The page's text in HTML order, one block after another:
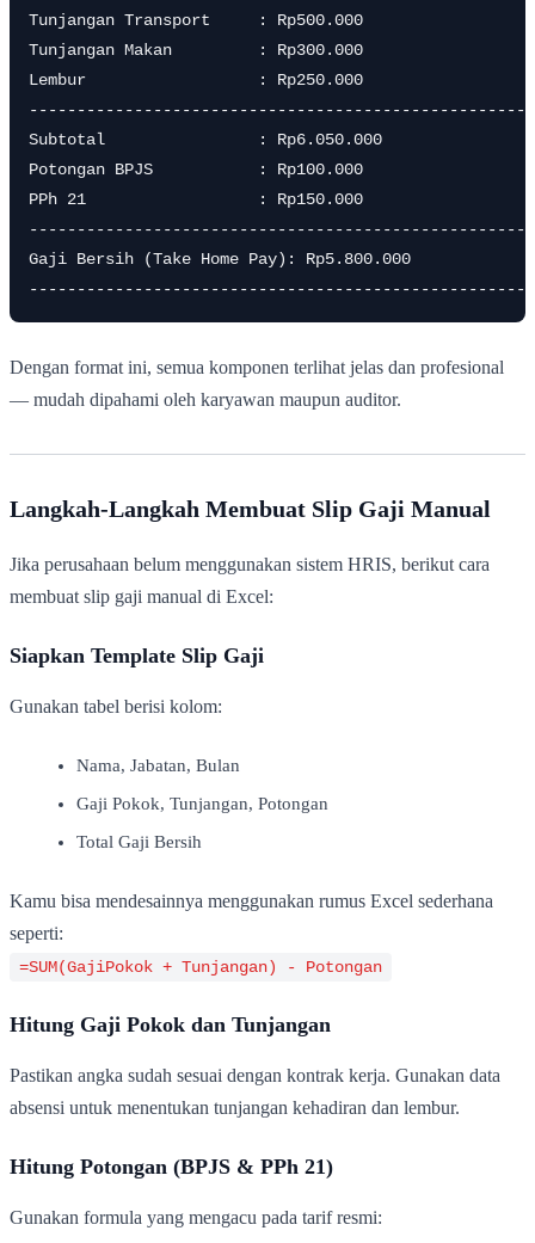
Tunjangan Transport     : Rp500.000
Tunjangan Makan         : Rp300.000
Lembur                  : Rp250.000
Subtotal                : Rp6.050.000
Potongan BPJS           : Rp100.000
PPh 21                  : Rp150.000
Gaji Bersih (Take Home Pay): Rp5.800.000
Dengan format ini, semua komponen terlihat jelas dan profesional
— mudah dipahami oleh karyawan maupun auditor.
Langkah-Langkah Membuat Slip Gaji Manual
Jika perusahaan belum menggunakan sistem HRIS, berikut cara
membuat slip gaji manual di Excel:
Siapkan Template Slip Gaji
Gunakan tabel berisi kolom:
Nama, Jabatan, Bulan
Gaji Pokok, Tunjangan, Potongan
Total Gaji Bersih
Kamu bisa mendesainnya menggunakan rumus Excel sederhana
seperti:
=SUM(GajiPokok + Tunjangan) - Potongan
Hitung Gaji Pokok dan Tunjangan
Pastikan angka sudah sesuai dengan kontrak kerja. Gunakan data
absensi untuk menentukan tunjangan kehadiran dan lembur.
Hitung Potongan (BPJS & PPh 21)
Gunakan formula yang mengacu pada tarif resmi: